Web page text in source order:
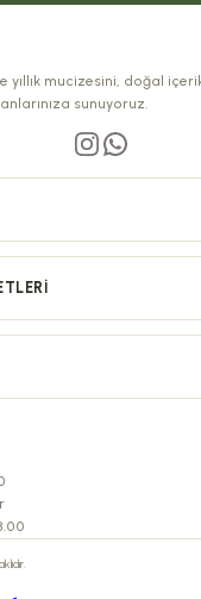
yıllık mucizesini, doğal
sunuyoruz.